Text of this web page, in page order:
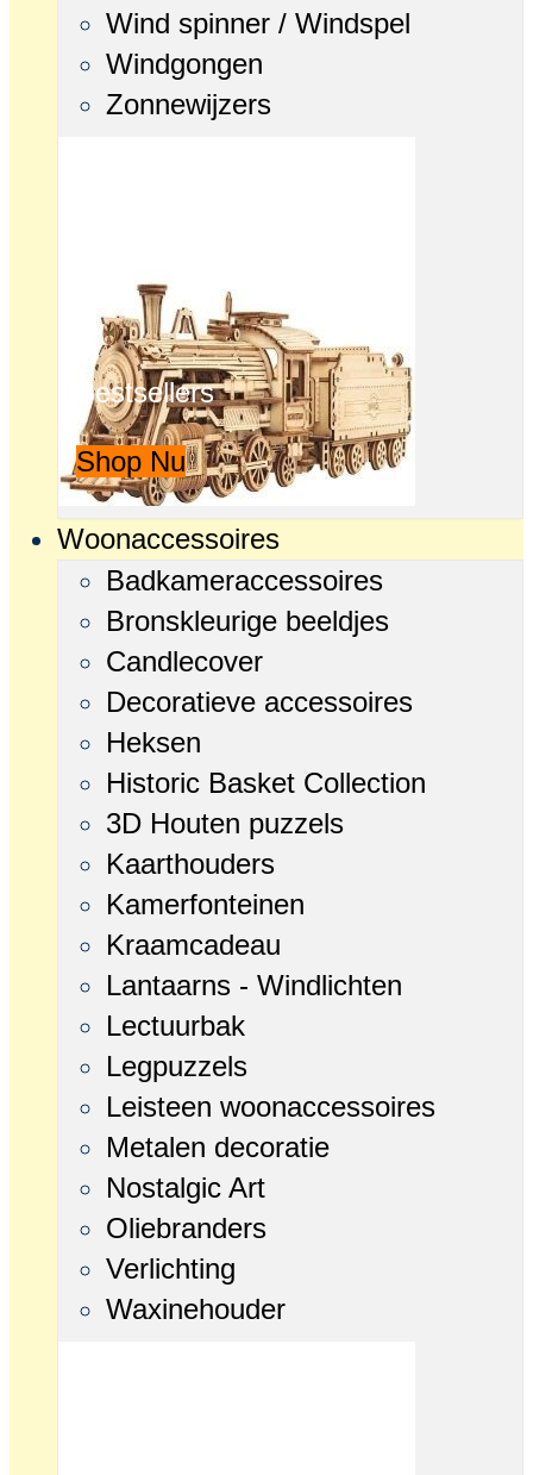
Wind spinner / Windspel
Windgongen
Zonnewijzers
Bestsellers
Shop Nu
Woonaccessoires
Badkameraccessoires
Bronskleurige beeldjes
Candlecover
Decoratieve accessoires
Heksen
Historic Basket Collection
3D Houten puzzels
Kaarthouders
Kamerfonteinen
Kraamcadeau
Lantaarns - Windlichten
Lectuurbak
Legpuzzels
Leisteen woonaccessoires
Metalen decoratie
Nostalgic Art
Oliebranders
Verlichting
Waxinehouder